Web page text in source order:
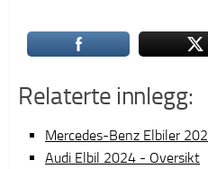
Relaterte innlegg:
Mercedes-Benz Elbiler
Audi Elbil 2024 - Oversikt